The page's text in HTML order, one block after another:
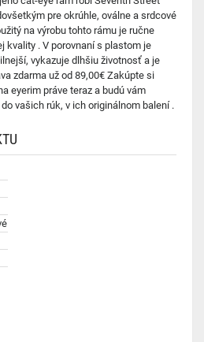
pre okrúhle, oválne a srdcové
na výrobu tohto rámu je ručne
kvality . V porovnaní s plastom je
vykazuje dlhšiu životnosť a je
zdarma už od 89,00€ Zakúpte si
eyerim práve teraz a budú vám
vašich rúk, v ich originálnom balení .